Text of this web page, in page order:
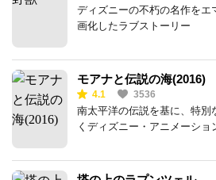
ディズニーの不朽の名作をエ
画化したラブストーリー
モアナと伝説の海(2016)
4.1 3536
南太平洋の伝説を基に、特別
くディズニー・アニメーショ